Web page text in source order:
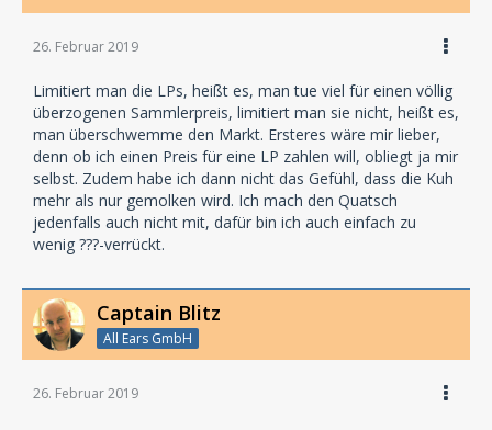
26. Februar 2019
Limitiert man die LPs, heißt es, man tue viel für einen völlig
überzogenen Sammlerpreis, limitiert man sie nicht, heißt es,
man überschwemme den Markt. Ersteres wäre mir lieber,
denn ob ich einen Preis für eine LP zahlen will, obliegt ja mir
selbst. Zudem habe ich dann nicht das Gefühl, dass die Kuh
mehr als nur gemolken wird. Ich mach den Quatsch
jedenfalls auch nicht mit, dafür bin ich auch einfach zu
wenig ???-verrückt.
Captain Blitz
All Ears GmbH
26. Februar 2019